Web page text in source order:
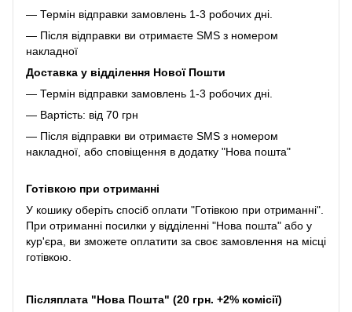
— Термін відправки замовлень 1-3 робочих дні.
— Після відправки ви отримаєте SMS з номером
накладної
Доставка у відділення Нової Пошти
— Термін відправки замовлень 1-3 робочих дні.
— Вартість: від 70 грн
— Після відправки ви отримаєте SMS з номером
накладної, або сповіщення в додатку "Нова пошта"
Готівкою при отриманні
У кошику оберіть спосіб оплати "Готівкою при отриманні".
При отриманні посилки у відділенні "Нова пошта" або у
кур'єра, ви зможете оплатити за своє замовлення на місці
готівкою.
Післяплата "Нова Пошта" (20 грн. +2% комісії)